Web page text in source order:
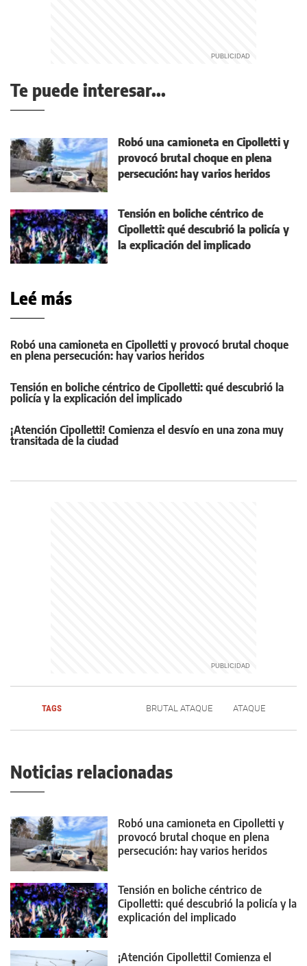
Te puede interesar...
Robó una camioneta en Cipolletti y
provocó brutal choque en plena
persecución: hay varios heridos
Tensión en boliche céntrico de
Cipolletti: qué descubrió la policía y
la explicación del implicado
Leé más
Robó una camioneta en Cipolletti y provocó brutal choque
en plena persecución: hay varios heridos
Tensión en boliche céntrico de Cipolletti: qué descubrió la
policía y la explicación del implicado
¡Atención Cipolletti! Comienza el desvío en una zona muy
transitada de la ciudad
TAGS BRUTAL ATAQUE ATAQUE
Noticias relacionadas
Robó una camioneta en Cipolletti y
provocó brutal choque en plena
persecución: hay varios heridos
Tensión en boliche céntrico de
Cipolletti: qué descubrió la policía y la
explicación del implicado
¡Atención Cipolletti! Comienza el